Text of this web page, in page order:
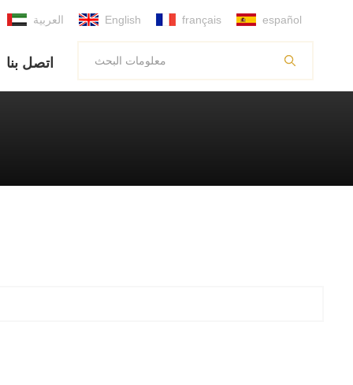
العربية English français español
اتصل بنا